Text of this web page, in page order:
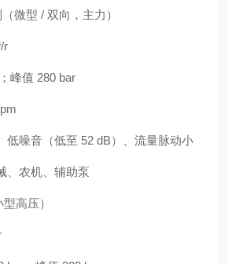
微型 / 双向，主力）
r
峰值 280 bar
低噪音（低至 52 dB）、流量脉动小
、农机、辅助泵
高压）